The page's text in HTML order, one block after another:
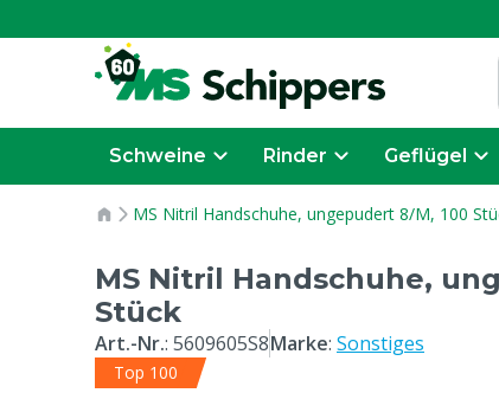
Schweine Rinder Geflügel
MS Nitril Handschuhe, ungepudert 8/M, 100
MS Nitril Handschuhe,
Stück
Art.-Nr.: 5609605S8Marke: Sonstiges
Top 100